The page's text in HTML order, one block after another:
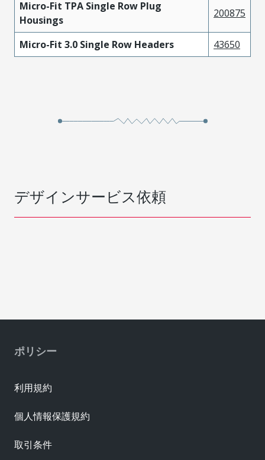
Micro-Fit TPA Single Row Plug
Housings
200875
Micro-Fit 3.0 Single Row Headers 43650
デザインサービス依頼
ポリシー
利用規約
個人情報保護規約
取引条件